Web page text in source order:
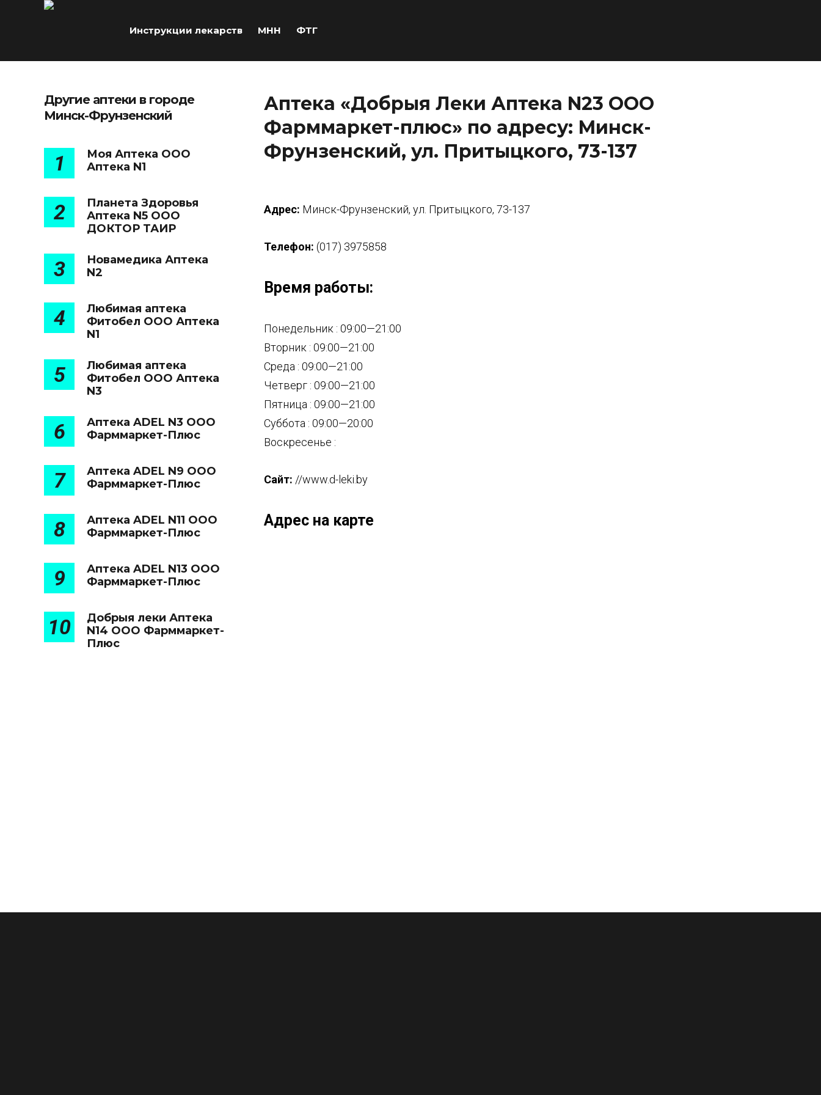
Инструкции лекарств МНН ФТГ
Аптека «Добрыя Леки Аптека N23 ООО
Фарммаркет-плюс» по адресу: Минск-
Фрунзенский, ул. Притыцкого, 73-137
Адрес: Минск-Фрунзенский, ул. Притыцкого, 73-137
Телефон: (017) 3975858
Время работы:
Понедельник : 09:00—21:00
Вторник : 09:00—21:00
Среда : 09:00—21:00
Четверг : 09:00—21:00
Пятница : 09:00—21:00
Суббота : 09:00—20:00
Воскресенье :
Сайт: //www.d-leki.by
Адрес на карте
Другие аптеки в городе
Минск-Фрунзенский
1
Моя Аптека ООО
Аптека N1
2
Планета Здоровья
Аптека N5 ООО
ДОКТОР ТАИР
3
Новамедика Аптека
N2
4
Любимая аптека
Фитобел ООО Аптека
N1
5
Любимая аптека
Фитобел ООО Аптека
N3
6
Аптека ADEL N3 ООО
Фарммаркет-Плюс
7
Аптека ADEL N9 ООО
Фарммаркет-Плюс
8
Аптека ADEL N11 ООО
Фарммаркет-Плюс
9
Аптека ADEL N13 ООО
Фарммаркет-Плюс
10
Добрыя леки Аптека
N14 ООО Фарммаркет-
Плюс